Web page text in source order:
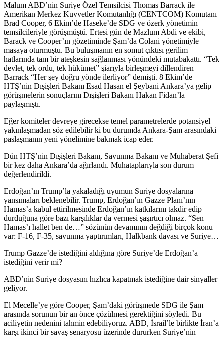
Malum ABD’nin Suriye Özel Temsilcisi Thomas Barrack ile
Amerikan Merkez Kuvvetler Komutanlığı (CENTCOM) Komutanı
Brad Cooper, 6 Ekim’de Haseke’de SDG ve özerk yönetimin
temsilcileriyle görüşmüştü. Ertesi gün de Mazlum Abdi ve ekibi,
Barack ve Cooper’ın gözetiminde Şam’da Colani yönetimiyle
masaya oturmuştu. Bu buluşmanın en somut çıktısı gerilim
hatlarında tam bir ateşkesin sağlanması yönündeki mutabakattı. “Tek
devlet, tek ordu, tek hükümet” şiarıyla birleşmeyi dillendiren
Barrack “Her şey doğru yönde ilerliyor” demişti. 8 Ekim’de
HTŞ’nin Dışişleri Bakanı Esad Hasan el Şeybani Ankara’ya gelip
görüşmelerin sonuçlarını Dışişleri Bakanı Hakan Fidan’la
paylaşmıştı.
Eğer komiteler devreye girecekse temel parametrelerde potansiyel
yakınlaşmadan söz edilebilir ki bu durumda Ankara-Şam arasındaki
paslaşmanın yeni yönelimine bakmak icap eder.
Dün HTŞ’nin Dışişleri Bakanı, Savunma Bakanı ve Muhaberat Şefi
bir kez daha Ankara’da ağırlandı. Muhataplarıyla son durum
değerlendirildi.
Erdoğan’ın Trump’la yakaladığı uyumun Suriye dosyalarına
yansımaları beklenebilir. Trump, Erdoğan’ın Gazze Planı’nın
Hamas’a kabul ettirilmesinde Erdoğan’ın katkılarını takdir edip
durduğuna göre bazı karşılıklar da vermesi şaşırtıcı olmaz. “Sen
Hamas’ı hallet ben de…” sözünün devamının değdiği birçok konu
var: F-16, F-35, savunma yaptırımları, Halkbank davası ve Suriye…
Trump Gazze’de istediğini aldığına göre Suriye’de Erdoğan’a
istediğini verir mi?
ABD’nin Suriye dosyasını hızlıca kapatmak istediğine dair sinyaller
geliyor.
El Mecelle’ye göre Cooper, Şam’daki görüşmede SDG ile Şam
arasında sorunun bir an önce çözülmesi gerektiğini söyledi. Bu
aciliyetin nedenini tahmin edebiliyoruz. ABD, İsrail’le birlikte İran’a
karşı ikinci bir savaş senaryosu üzerinde dururken Suriye’nin